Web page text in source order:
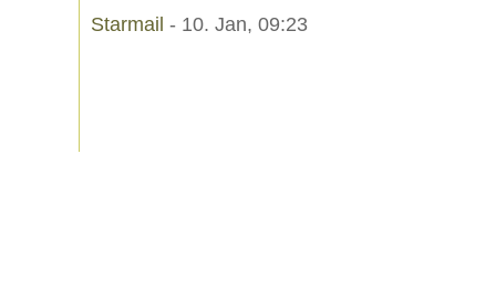
Starmail - 10. Jan, 09:23